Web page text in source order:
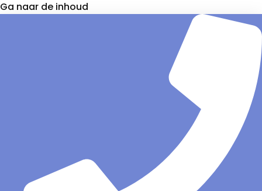
Ga naar de inhoud